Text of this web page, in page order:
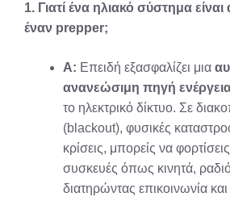
1. Γιατί ένα ηλιακό σύστημα
έναν prepper;
Α: Επειδή εξασφαλίζει μια
ανανεώσιμη πηγή
το ηλεκτρικό δίκτυο. Σε
(blackout), φυσικές
κρίσεις, μπορείς να
συσκευές όπως κινητά,
διατηρώντας επικοινωνία